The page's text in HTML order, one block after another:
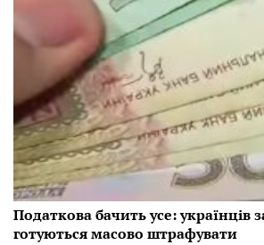
Податкова бачить усе: українців
готуються масово штрафувати